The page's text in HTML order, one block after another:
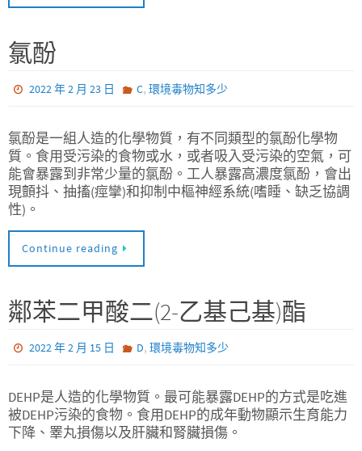
氯酚
2022 年 2 月 23 日 C, 環境毒物知多少
氯酚是一組人造的化學物質，有不同類型的氯酚化學物
質。食用受污染的食物或水，或者吸入受污染的空氣，可
能會暴露到非常少量的氯酚。工人暴露高濃度氯酚，會出
現顫抖、抽搐(痙攣)和抑制中樞神經系統(嗜睡、缺乏協調
性)。
Continue reading
鄰苯二甲酸二(2-乙基己基)酯
2022 年 2 月 15 日 D, 環境毒物知多少
DEHP是人造的化學物質。最可能暴露DEHP的方式是吃進
被DEHP污染的食物。食用DEHP的成年動物顯示生育能力
下降、睪丸損傷以及肝臟和腎臟損傷。